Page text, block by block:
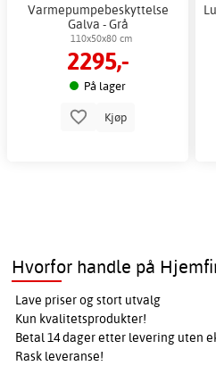
Varmepumpebeskyttelse
Galva - Grå
110x50x80 cm
2295,-
På lager
Kjøp
Hvorfor handle på
Lave priser og stort utvalg
Kun kvalitetsprodukter!
Betal 14 dager etter levering uten
Rask leveranse!